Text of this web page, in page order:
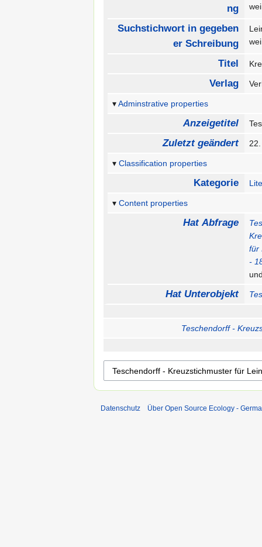
ng
Suchstichwort in gegeben
er Schreibung
Titel
Verlag
Adminstrative properties
Anzeigetitel
Zuletzt geändert
Classification properties
Kategorie
Content properties
Hat Abfrage
für
-
Hat Unterobjekt
Teschendorff -
Datenschutz Über Open Source Ecology -